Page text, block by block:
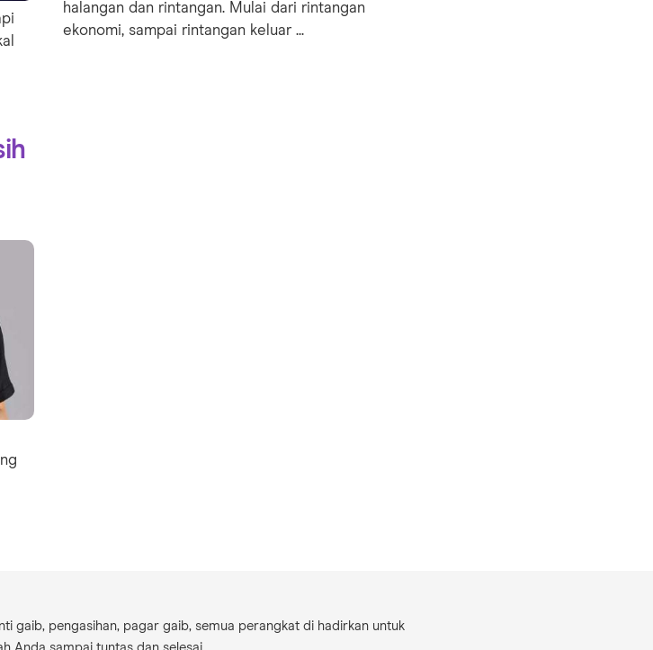
halangan dan rintangan. Mulai dari rintangan
ekonomi, sampai rintangan keluar ...
gaib, pengasihan, pagar gaib, semua perangkat di hadirkan untuk